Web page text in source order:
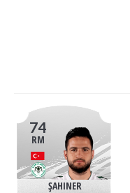
74
RM
ŞAHINER